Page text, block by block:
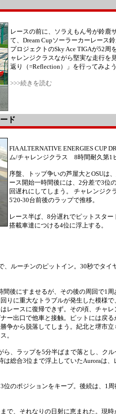
レースの前に、ソラえもん号が鈴鹿
て、Dream Cupソーラーカーレース
プロジェクトのSky Ace TIGAが52
ャレンジクラスながら堅実な走行を
返り（=Reflection）」を行ってみよう
>>>続きを読む
ド
FIA ALTERNATIVE ENERGIES CUP
ム/チャレンジクラス 8時間耐久第1
序盤、トップ争いの芦屋大とOSUは
ース開始一時間後には、2分差で3位
回遅れにしてしまう。 チャレンジク
5'20-30台前後のラップで推移。
レース半ば、8分遅れでピットスタ
搭載車達につける4位に浮上する。
ルーチンのピットイン。30秒でタイ
後にすませるが、その後の周回で1周
りに重大なトラブルが発生した模様で
レースに復帰できず。その頃、チャレ
ー出口で他車と接触。ピットには戻る
争から脱落してしまう。紀北と堺市立
。
ら、ラップを5分半ばまで落とし、ク
は総合3位まで浮上していたAuroraは
のポジションをキープ。後続は、1
で、それなりの日射に恵まれた。現